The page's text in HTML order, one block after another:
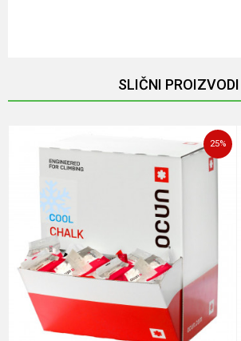
POŠALJI
SLIČNI PROIZVODI
25%